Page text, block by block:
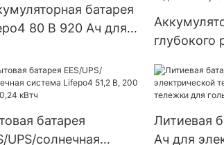
батарея
80 В 920 Ач для
LINDE E40H/600
глубокого
питания
лодок и
техники
батарея
UPS/солнечная
Литиевая
Ач для